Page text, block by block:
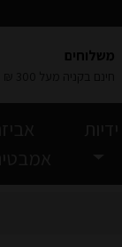
משלוחים